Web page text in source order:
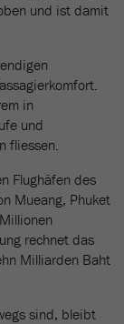
und ist damit
in
und
fliessen.
Flughäfen des
Mueang, Phuket
rechnet das
Milliarden Baht
sind, bleibt